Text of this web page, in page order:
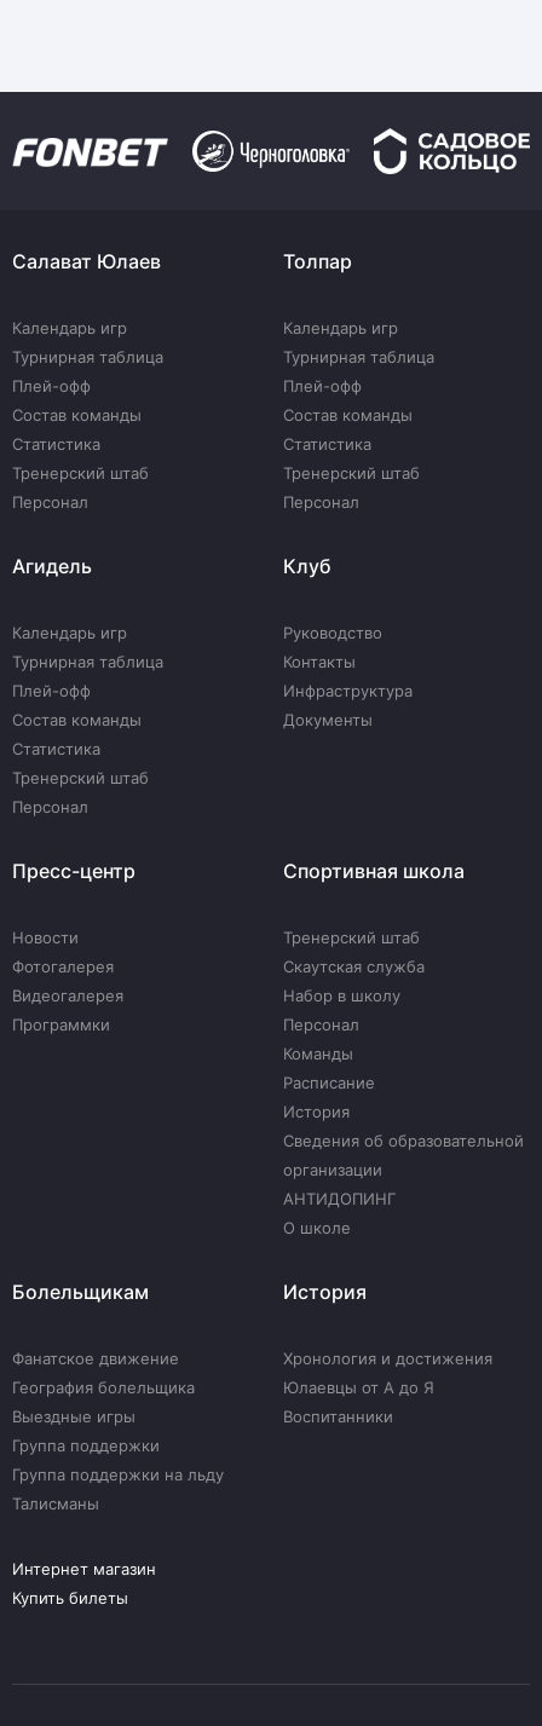
Салават Юлаев
Календарь игр
Турнирная таблица
Плей-офф
Состав команды
Статистика
Тренерский штаб
Персонал
Толпар
Календарь игр
Турнирная таблица
Плей-офф
Состав команды
Статистика
Тренерский штаб
Персонал
Агидель
Календарь игр
Турнирная таблица
Плей-офф
Состав команды
Статистика
Тренерский штаб
Персонал
Клуб
Руководство
Контакты
Инфраструктура
Документы
Пресс-центр
Новости
Фотогалерея
Видеогалерея
Программки
Спортивная школа
Тренерский штаб
Скаутская служба
Набор в школу
Персонал
Команды
Расписание
История
Сведения об образовательной
организации
АНТИДОПИНГ
О школе
Болельщикам
Фанатское движение
География болельщика
Выездные игры
Группа поддержки
Группа поддержки на льду
Талисманы
История
Хронология и достижения
Юлаевцы от А до Я
Воспитанники
Интернет магазин
Купить билеты